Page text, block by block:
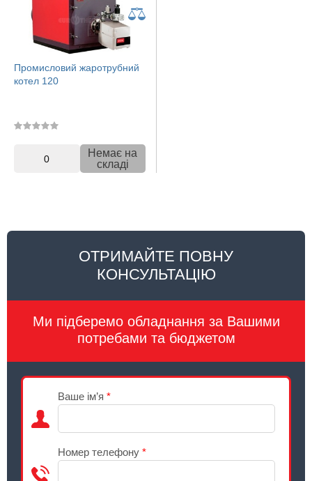
Промисловий жаротрубний
котел 120
0
Немає на
складі
ОТРИМАЙТЕ ПОВНУ
КОНСУЛЬТАЦІЮ
Ми підберемо обладнання за Вашими
потребами та бюджетом
Ваше ім’я *
Номер телефону *